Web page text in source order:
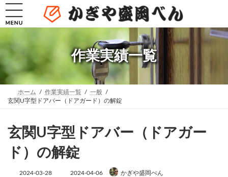
コ
テ
へ
ッ
プ
ナ
ゲ
ョ
移
動
作業実績一覧
ホーム 作業実績一覧
一般
玄関U字型ドアバー（ドアガード）の解錠
玄関U字型ドアバー（ドアガー
ド）の解錠
2024-03-28
最
2024-04-06 かぎや盛岡べん